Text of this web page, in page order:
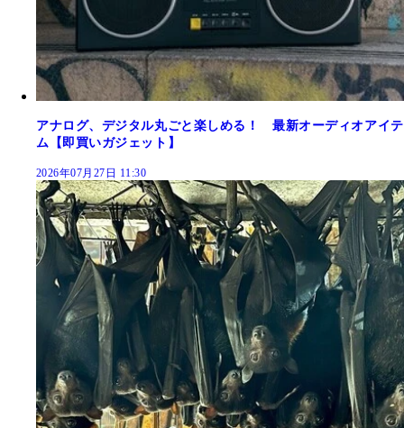
アナログ、デジタル丸ごと楽しめる！ 最新オーディオアイテ
ム【即買いガジェット】
2026年07月27日 11:30